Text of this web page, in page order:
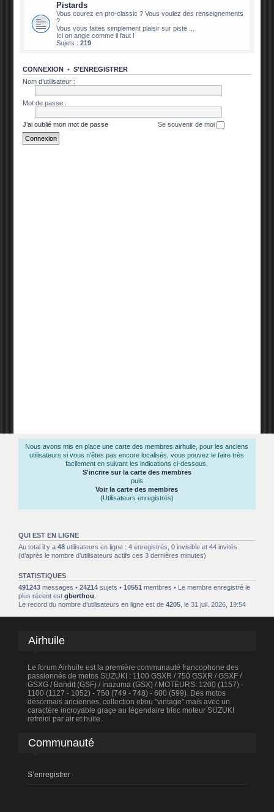
Pistards
Vous courez en pro-classic ? Vous voulez des renseignements
?
Vous vous faites simplement plaisir sur piste ...
Ici on angle comme il faut !
Sujets :219
CONNEXION •S’ENREGISTRER
Nom d’utilisateur :
Mot de passe :
J’ai oublié mon mot de passe Se souvenir de moi
Nous avons mis en place une carte des membres airhuile, pour les anciens
utilisateurs si vous n'êtes pas encore localisés, vous pouvez le faire très
facilement en suivant les indications ci-dessous.
S'incrire sur la carte des membres
puis
Voir la carte des membres
(Utilisateurs enregistrés)
QUI EST EN LIGNE
Au total il y a48 utilisateurs en ligne : 4 enregistrés, 0 invisible et 44 invités
(d’après le nombre d’utilisateurs actifs ces 3 dernières minutes)
STATISTIQUES
491243 messages •24214 sujets •10551 membres • Le membre enregistré le
plus récent estgberthou
Le record du nombre d’utilisateurs en ligne est de4205 , le 31 juil. 2026, 19:54
Airhuile
Le forum Airhuile est la première communauté francophone des
passionnés de motos SUZUKI : 1100 GSXR / 750 GSXR / GSXF /
GSXG / Bandit (GSF) / Inazuma (GSX) / MOTEURS: 1200 (1157) -
1100 (1127 - 1052) - 750 (749 - 748) - 600 (599). Des motos
désormais anciennes, collection et/ou "vintage" mais avec un
caractère incroyable graçe au légendaire bloc moteur SUZUKI
refroidi par air et huile.
Communauté
S’enregistrer